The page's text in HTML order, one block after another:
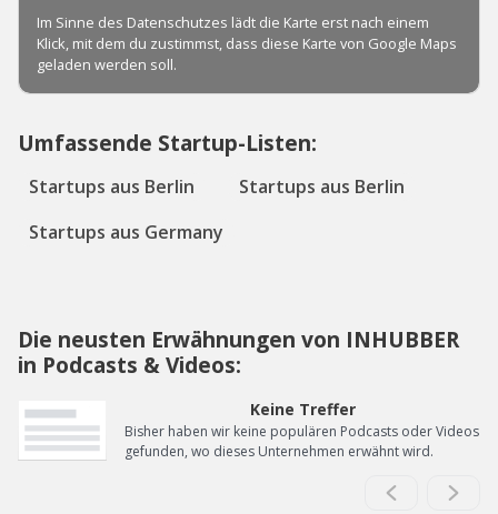
Umfassende Startup-Listen:
Startups aus Berlin
Startups aus Berlin
Startups aus Germany
Die neusten Erwähnungen von INHUBBER
in Podcasts & Videos:
Keine Treffer
Bisher haben wir keine populären Podcasts oder Videos
gefunden, wo dieses Unternehmen erwähnt wird.